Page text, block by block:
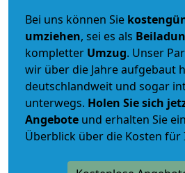
Bei uns können Sie
umziehen, sei es als
kompletter Umzug. Unser
wir über die Jahre aufgebaut
deutschlandweit und sogar
unterwegs. Holen Sie sich
Angebote und erhalten Sie
Überblick über die Kosten für